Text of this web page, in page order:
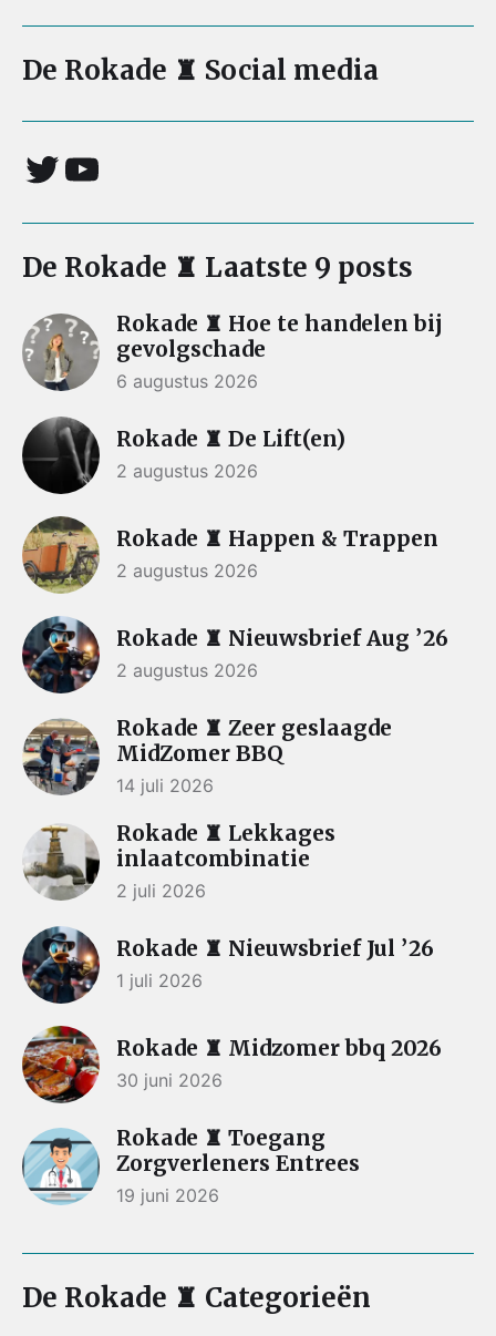
De Rokade ♜ Social media
De Rokade ♜ Laatste 9 posts
Rokade ♜ Hoe te handelen bij
gevolgschade
6 augustus 2026
Rokade ♜ De Lift(en)
2 augustus 2026
Rokade ♜ Happen & Trappen
2 augustus 2026
Rokade ♜ Nieuwsbrief Aug ’26
2 augustus 2026
Rokade ♜ Zeer geslaagde
MidZomer BBQ
14 juli 2026
Rokade ♜ Lekkages
inlaatcombinatie
2 juli 2026
Rokade ♜ Nieuwsbrief Jul ’26
1 juli 2026
Rokade ♜ Midzomer bbq 2026
30 juni 2026
Rokade ♜ Toegang
Zorgverleners Entrees
19 juni 2026
De Rokade ♜ Categorieën